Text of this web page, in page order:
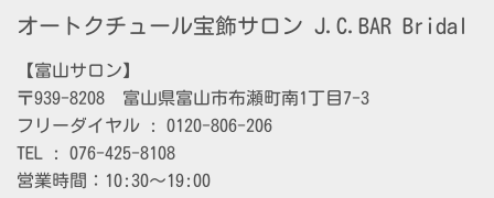
オートクチュール宝飾サロン J.C.BAR Bridal
【富山サロン】
〒939-8208　富山県富山市布瀬町南1丁目7-3
フリーダイヤル : 0120-806-206
TEL : 076-425-8108
営業時間：10:30～19:00